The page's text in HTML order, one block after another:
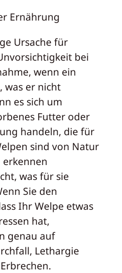
Ernährung
Ursache für
bei
wenn ein
was er nicht
es sich um
Futter oder
handeln, die für
sind von Natur
was für sie
Sie den
Ihr Welpe etwas
hat,
genau auf
Lethargie